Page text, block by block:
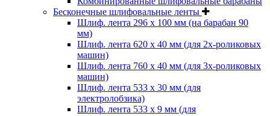
Бесконечные шлифовальные ленты
Шлиф. лента 296 х 100 мм (на барабан 90
мм)
Шлиф. лента 620 х 40 мм (для 2х-роликовых
машин)
Шлиф. лента 760 х 40 мм (для 3х-роликовых
машин)
Шлиф. лента 533 х 30 мм (для
электролобзика)
Шлиф. лента 533 х 9 мм (для